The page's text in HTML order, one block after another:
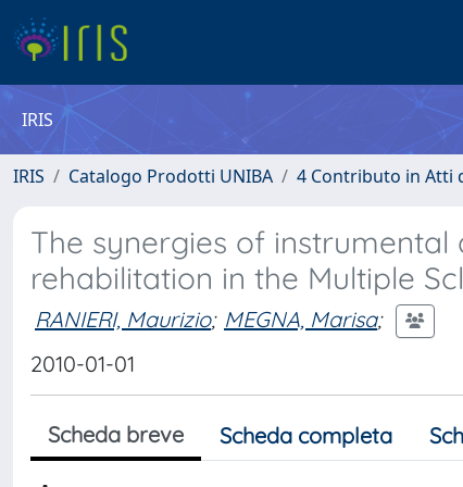
IRIS
IRIS Catalogo Prodotti UNIBA 4 Contributo in Atti
The synergies of instrumental
rehabilitation in the Multiple
RANIERI, Maurizio; MEGNA, Marisa;
2010-01-01
Scheda breve Scheda completa